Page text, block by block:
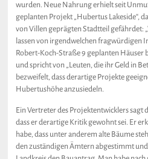
wurden. Neue Nahrung erhielt seit
geplanten Projekt „Hubertus Lakeside“,
von Villen geprägten Stadtteil gefährdet:
lassen von irgendwelchen fragwürdigen
Robert-Koch-Straße 9 geplanten Häuser
und spricht von „Leuten, die ihr Geld in
bezweifelt, dass derartige Projekte
Hubertushöhe anzusiedeln.
Ein Vertreter des Projektentwicklers sagt
dass er derartige Kritik gewohnt sei. Er
habe, dass unter anderem alte Bäume
den zuständigen Ämtern abgestimmt